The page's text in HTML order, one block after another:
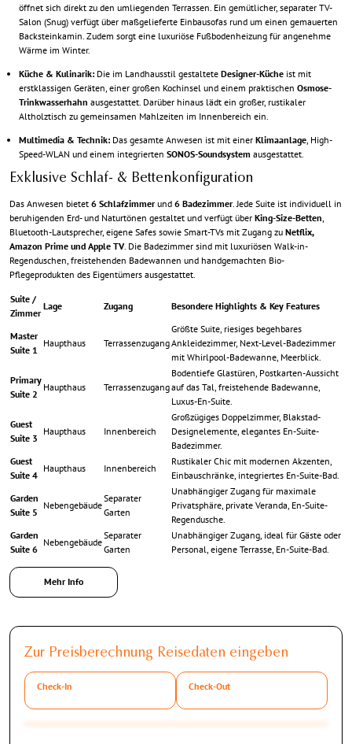
öffnet sich direkt zu den umliegenden Terrassen. Ein gemütlicher, separater TV-
Salon (Snug) verfügt über maßgelieferte Einbausofas rund um einen gemauerten
Backsteinkamin. Zudem sorgt eine luxuriöse Fußbodenheizung für angenehme
Wärme im Winter.
Küche & Kulinarik: Die im Landhausstil gestaltete Designer-Küche ist mit
erstklassigen Geräten, einer großen Kochinsel und einem praktischen Osmose-
Trinkwasserhahn ausgestattet. Darüber hinaus lädt ein großer, rustikaler
Altholztisch zu gemeinsamen Mahlzeiten im Innenbereich ein.
Multimedia & Technik: Das gesamte Anwesen ist mit einer Klimaanlage , High-
Speed-WLAN und einem integrierten SONOS-Soundsystem ausgestattet.
Exklusive Schlaf- & Bettenkonfiguration
Das Anwesen bietet 6 Schlafzimmerund 6 Badezimmer. Jede Suite ist individuell in
beruhigenden Erd- und Naturtönen gestaltet und verfügt über King-Size-Betten
Bluetooth-Lautsprecher, eigene Safes sowie Smart-TVs mit Zugang zu Netflix,
Amazon Prime und Apple TV. Die Badezimmer sind mit luxuriösen Walk-in-
Regenduschen, freistehenden Badewannen und handgemachten Bio-
Pflegeprodukten des Eigentümers ausgestattet.
Suite /
Zimmer
Lage Zugang Besondere Highlights & Key Features
Master
Suite 1
Haupthaus Terrassenzugang
Größte Suite, riesiges begehbares
Ankleidezimmer, Next-Level-Badezimmer
mit Whirlpool-Badewanne, Meerblick.
Primary
Suite 2
Haupthaus Terrassenzugang
Bodentiefe Glastüren, Postkarten-Aussicht
auf das Tal, freistehende Badewanne,
Luxus-En-Suite.
Guest
Suite 3
Haupthaus Innenbereich
Großzügiges Doppelzimmer, Blakstad-
Designelemente, elegantes En-Suite-
Badezimmer.
Guest
Suite 4
Haupthaus Innenbereich
Rustikaler Chic mit modernen Akzenten,
Einbauschränke, integriertes En-Suite-Bad.
Garden
Suite 5
Nebengebäude
Separater
Garten
Unabhängiger Zugang für maximale
Privatsphäre, private Veranda, En-Suite-
Regendusche.
Garden
Suite 6
Nebengebäude
Separater
Garten
Unabhängiger Zugang, ideal für Gäste oder
Personal, eigene Terrasse, En-Suite-Bad.
Mehr Info
Outdoor: Salzwasser-Infinity-Pool, Spielplatz &
gepflegte Gärten und bieten eine Oase der Ruhe. Schließlich wurde das Areal so
kommen:
Zur Preisberechnung Reisedaten eingeben
Check-In Check-Out